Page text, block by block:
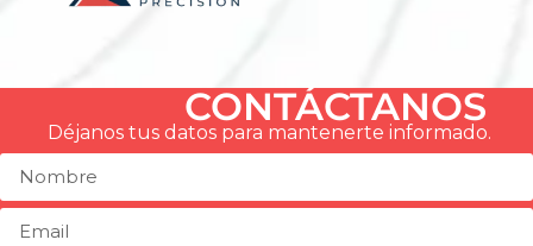
CONTÁCTANOS
Déjanos tus datos para mantenerte informado.